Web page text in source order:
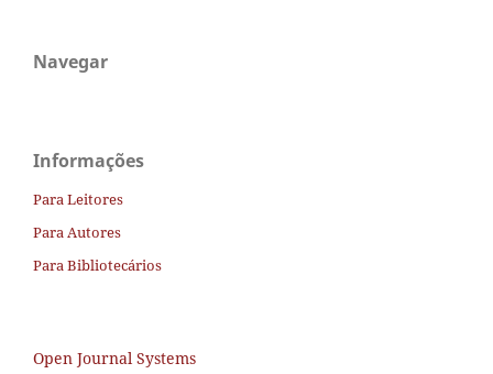
Navegar
Informações
Para Leitores
Para Autores
Para Bibliotecários
Open Journal Systems